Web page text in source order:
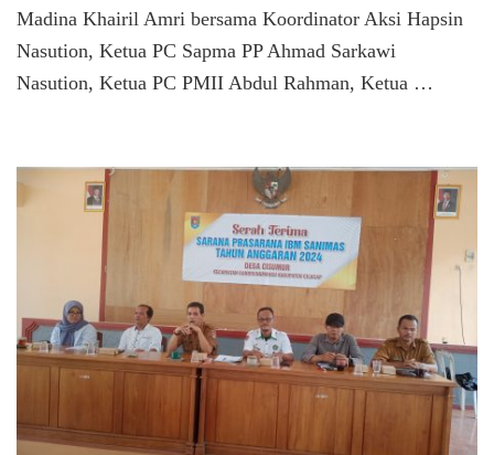
Madina Khairil Amri bersama Koordinator Aksi Hapsin
Nasution, Ketua PC Sapma PP Ahmad Sarkawi
Nasution, Ketua PC PMII Abdul Rahman, Ketua …